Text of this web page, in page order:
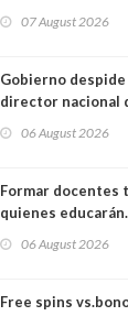
07 August 2026
Gobierno despide
director nacional
06 August 2026
Formar docentes
quienes
Académicos U.
06 August 2026
Free spins